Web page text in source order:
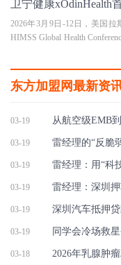
2026年3月9日-12日，美国
HIMSS Global Health
东方加盟网最新资
03-19
03-19
03-19 雷经理：用“科
03-19 雷经理：深圳
03-19
03-19 同学会冷场救
03-18